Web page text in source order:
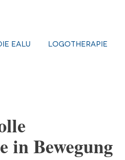
EALU Logotherapie
Bewegung